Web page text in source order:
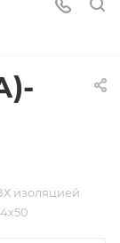
изоляцией